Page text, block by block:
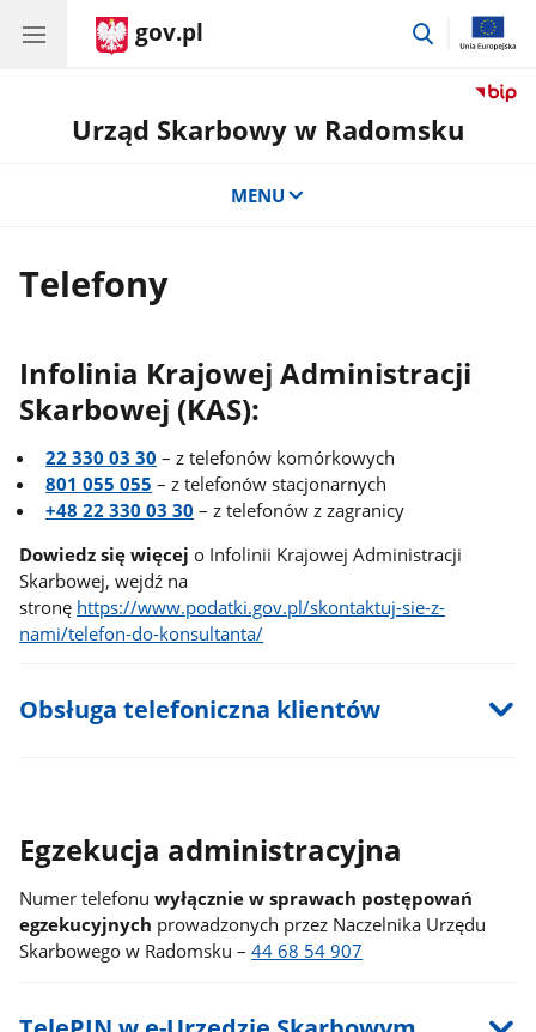
gov.pl
przejdź
Urząd Skarbowy w Radomsku
MENU
Telefony
Infolinia Krajowej Administracji
Skarbowej (KAS):
22 330 03 30 – z telefonów komórkowych
801 055 055 – z telefonów stacjonarnych
+48 22 330 03 30 – z telefonów z zagranicy
Dowiedz się więcej o Infolinii Krajowej Administracji
Skarbowej, wejdź na
stronę https://www.podatki.gov.pl/skontaktuj-sie-z-
nami/telefon-do-konsultanta/
Obsługa telefoniczna klientów
Egzekucja administracyjna
Numer telefonuwyłącznie w sprawach postępowań
egzekucyjnych prowadzonych przez Naczelnika Urzędu
Skarbowego w Radomsku –44 68 54 907